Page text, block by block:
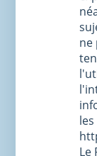
ne
Le